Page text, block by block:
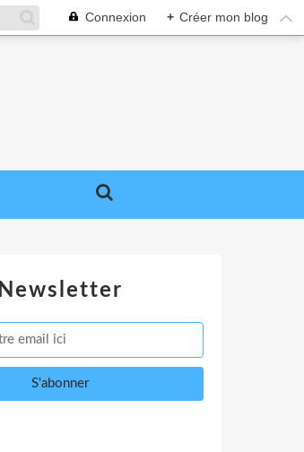
Connexion + Créer mon blog
Newsletter